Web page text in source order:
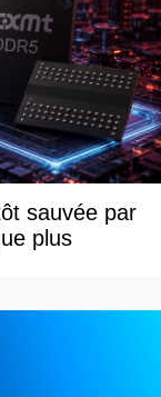
sauvée par
plus